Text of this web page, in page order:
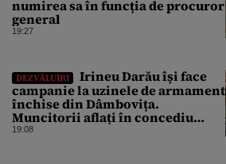
numirea sa în funcția de procuror
general
19:27
DEZVĂLUIRI
Irineu Darău își face
campanie la uzinele de armament
închise din Dâmbovița.
Muncitorii aflați în concediu
forțat din cauza lipsei comenzilor
19:08